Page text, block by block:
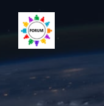
conținut